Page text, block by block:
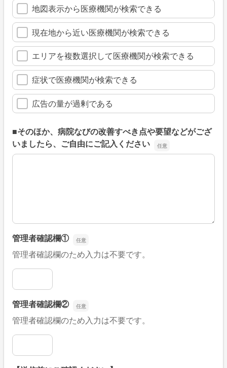
地図表示から医療機関が検索できる
現在地から近い医療機関が検索できる
エリアを複数選択して医療機関が検索できる
症状で医療機関が検索できる
広告の量が過剰である
■そのほか、病院なびの改善すべき点や要望などがござ
いましたら、ご自由にご記入ください
■そのほか、病院なびの改善すべき点や要望などがござい
管理者確認欄①
管理者確認欄のため入力は不要です。
管理者確認欄①
管理者確認欄②
管理者確認欄のため入力は不要です。
管理者確認欄②